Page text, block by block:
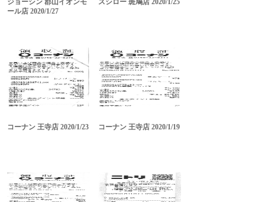
ジョーシン 郡山イオンモ
ール店 2020/1/27
スシロー 斑鳩店 2020/1/25
コーナン 王寺店 2020/1/23 コーナン 王寺店 2020/1/19